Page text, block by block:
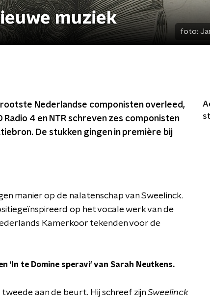
muziek
foto:
Nederlandse componisten overleed,
4 en NTR schreven zes componisten
De stukken gingen in première bij
manier op de nalatenschap van Sweelinck.
op het vocale werk van de
Kamerkoor tekenden voor de
'In te Domine speravi' van Sarah Neutkens.
aan de beurt. Hij schreef zijnSweelinck